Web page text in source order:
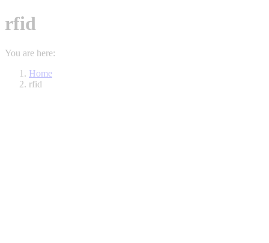
rfid
You are here:
Home
rfid